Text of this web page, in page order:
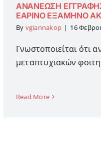
ΑΝΑΝΕΩΣΗ
ΕΑΡΙΝΟ ΕΞΑΜΗΝΟ
By vgiannakop | 16
Γνωστοποιείται ότι
μεταπτυχιακών
Read More